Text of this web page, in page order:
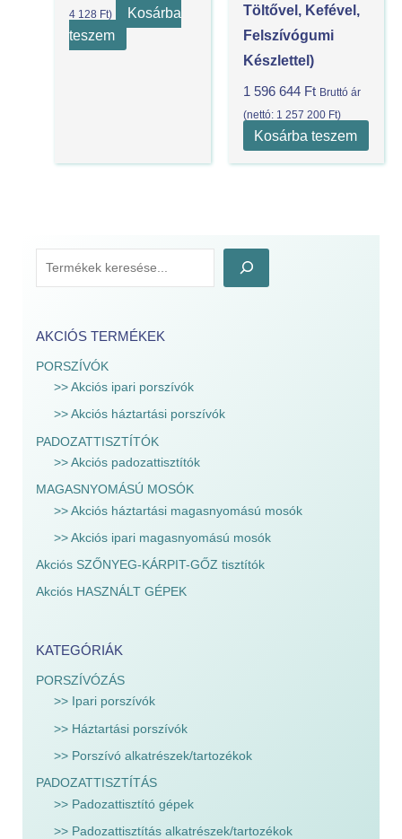
AKCIÓS TERMÉKEK
PORSZÍVÓK
>> Akciós ipari porszívók
>> Akciós háztartási porszívók
PADOZATTISZTÍTÓK
>> Akciós padozattisztítók
MAGASNYOMÁSÚ MOSÓK
>> Akciós háztartási magasnyomású mosók
>> Akciós ipari magasnyomású mosók
Akciós SZŐNYEG-KÁRPIT-GŐZ tisztítók
Akciós HASZNÁLT GÉPEK
KATEGÓRIÁK
PORSZÍVÓZÁS
>> Ipari porszívók
>> Háztartási porszívók
>> Porszívó alkatrészek/tartozékok
PADOZATTISZTÍTÁS
>> Padozattisztító gépek
>> Padozattisztítás alkatrészek/tartozékok
4 128 Ft)
Kosárba
teszem
Töltővel, Kefével,
Felszívógumi
Készlettel)
1 596 644 Ft Bruttó ár
(nettó: 1 257 200 Ft)
Kosárba teszem